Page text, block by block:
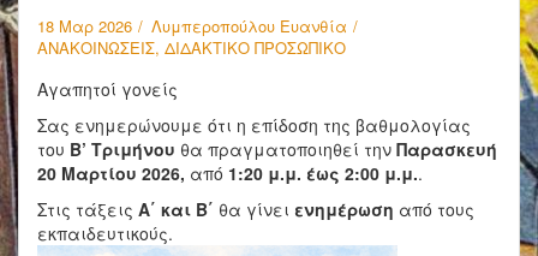
18 Μαρ 2026
Λυμπεροπούλου Ευανθία
ΑΝΑΚΟΙΝΩΣΕΙΣ, ΔΙΔΑΚΤΙΚΟ ΠΡΟΣΩΠΙΚΟ
Αγαπητοί γονείς
Σας ενημερώνουμε ότι η επίδοση της βαθμολογίας
του Β’ Τριμήνου θα πραγματοποιηθεί την Παρασκευή
20 Μαρτίου 2026, από 1:20 μ.μ. έως 2:00 μ.μ..
Στις τάξεις Α΄ και Β΄ θα γίνει ενημέρωση από τους
εκπαιδευτικούς.